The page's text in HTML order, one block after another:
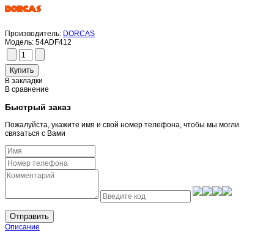
Производитель: DORCAS
Модель: 54ADF412
В закладки
В сравнение
Быстрый заказ
Пожалуйста, укажите имя и свой номер телефона, чтобы мы могли
связаться с Вами
Отправить
Описание